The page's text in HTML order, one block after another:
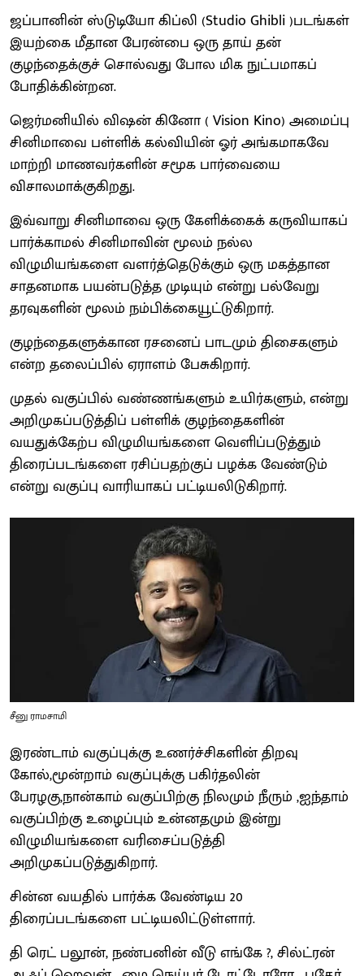
ஜப்பானின் ஸ்டுடியோ கிப்லி (Studio Ghibli )படங்கள்
இயற்கை மீதான பேரன்பை ஒரு தாய் தன்
குழந்தைக்குச் சொல்வது போல மிக நுட்பமாகப்
போதிக்கின்றன.
ஜெர்மனியில் விஷன் கினோ ( Vision Kino) அமைப்பு
சினிமாவை பள்ளிக் கல்வியின் ஓர் அங்கமாகவே
மாற்றி மாணவர்களின் சமூக பார்வையை
விசாலமாக்குகிறது.
இவ்வாறு சினிமாவை ஒரு கேளிக்கைக் கருவியாகப்
பார்க்காமல் சினிமாவின் மூலம் நல்ல
விழுமியங்களை வளர்த்தெடுக்கும் ஒரு மகத்தான
சாதனமாக பயன்படுத்த முடியும் என்று பல்வேறு
தரவுகளின் மூலம் நம்பிக்கையூட்டுகிறார்.
குழந்தைகளுக்கான ரசனைப் பாடமும் திசைகளும்
என்ற தலைப்பில் ஏராளம் பேசுகிறார்.
முதல் வகுப்பில் வண்ணங்களும் உயிர்களும், என்று
அறிமுகப்படுத்திப் பள்ளிக் குழந்தைகளின்
வயதுக்கேற்ப விழுமியங்களை வெளிப்படுத்தும்
திரைப்படங்களை ரசிப்பதற்குப் பழக்க வேண்டும்
என்று வகுப்பு வாரியாகப் பட்டியலிடுகிறார்.
சீனு ராமசாமி
இரண்டாம் வகுப்புக்கு உணர்ச்சிகளின் திறவு
கோல்,மூன்றாம் வகுப்புக்கு பகிர்தலின்
பேரழகு,நான்காம் வகுப்பிற்கு நிலமும் நீரும் ,ஐந்தாம்
வகுப்பிற்கு உழைப்பும் உன்னதமும் இன்று
விழுமியங்களை வரிசைப்படுத்தி
அறிமுகப்படுத்துகிறார்.
சின்ன வயதில் பார்க்க வேண்டிய 20
திரைப்படங்களை பட்டியலிட்டுள்ளார்.
தி ரெட் பலூன், நண்பனின் வீடு எங்கே ?, சில்ட்ரன்